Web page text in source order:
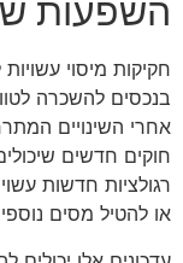
השפעות
חקיקות מיסוי
בנכסים להשכרה
אחרי השינויים
חוקים חדשים
רגולציות חדשות
או להטיל מסים